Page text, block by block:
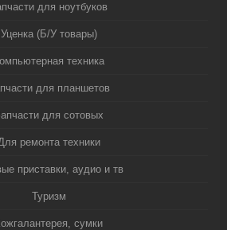
для ноутбуков
Уценка (Б/У товары)
техника
для планшетов
для сотовых
ремонта техники
приставки, аудио и тв
Туризм
сумки